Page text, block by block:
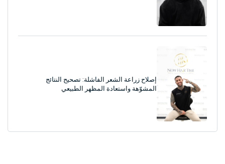
إصلاح زراعة الشعر الفاشلة: تصحيح النتائج
المشوّهة واستعادة المظهر الطبيعي